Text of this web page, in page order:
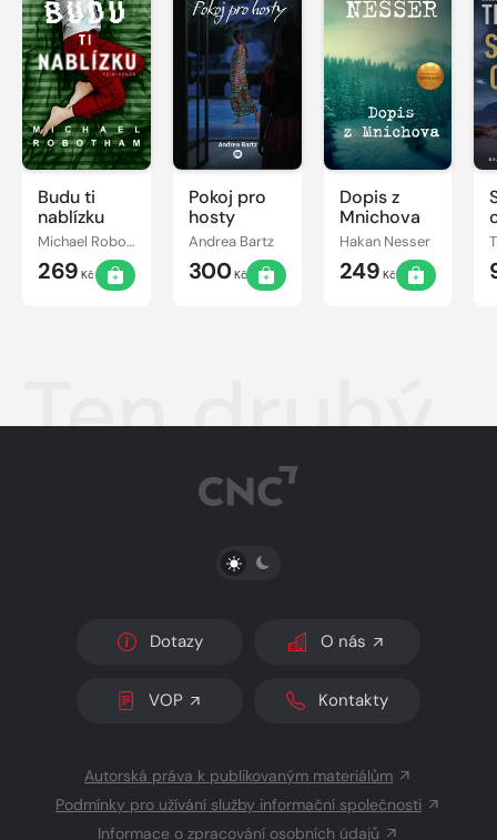
Budu ti
nablízku
Michael Robotham
269 Kč
Pokoj pro
hosty
Andrea Bartz
300Kč
Dopis z
Mnichova
Hakan Nesser
249 Kč
Ten druhý
PŘEPNOUT SVĚTLÝ/TMAVÝ REŽIM
Dotazy O nás
VOP Kontakty
Autorská práva k publikovaným materiálům
Podmínky pro užívání služby informační společnosti
Informace o zpracování osobních údajů